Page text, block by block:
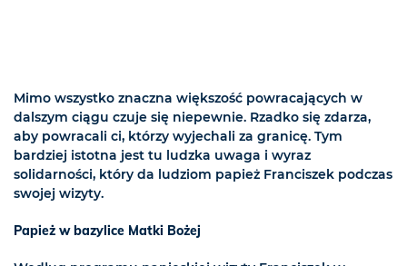
Mimo wszystko znaczna większość powracających w
dalszym ciągu czuje się niepewnie. Rzadko się zdarza,
aby powracali ci, którzy wyjechali za granicę. Tym
bardziej istotna jest tu ludzka uwaga i wyraz
solidarności, który da ludziom papież Franciszek podczas
swojej wizyty.
Papież w bazylice Matki Bożej